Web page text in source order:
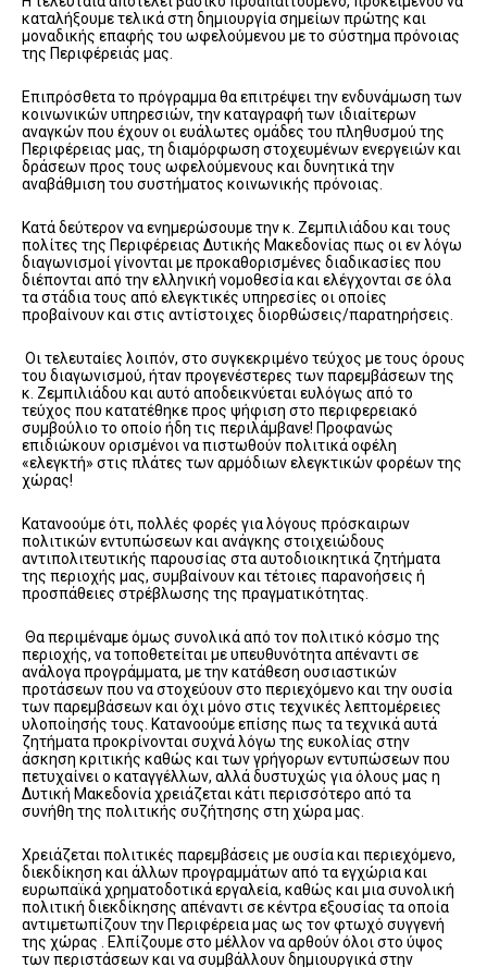
καταλήξουμε τελικά στη δημιουργία σημείων πρώτης και
μοναδικής επαφής του ωφελούμενου με το σύστημα πρόνοιας
της Περιφέρειάς μας.
Επιπρόσθετα το πρόγραμμα θα επιτρέψει την ενδυνάμωση των
κοινωνικών υπηρεσιών, την καταγραφή των ιδιαίτερων
αναγκών που έχουν οι ευάλωτες ομάδες του πληθυσμού της
Περιφέρειας μας, τη διαμόρφωση στοχευμένων ενεργειών και
δράσεων προς τους ωφελούμενους και δυνητικά την
αναβάθμιση του συστήματος κοινωνικής πρόνοιας.
Κατά δεύτερον να ενημερώσουμε την κ. Ζεμπιλιάδου και τους
πολίτες της Περιφέρειας Δυτικής Μακεδονίας πως οι εν λόγω
διαγωνισμοί γίνονται με προκαθορισμένες διαδικασίες που
διέπονται από την ελληνική νομοθεσία και ελέγχονται σε όλα
τα στάδια τους από ελεγκτικές υπηρεσίες οι οποίες
προβαίνουν και στις αντίστοιχες διορθώσεις/παρατηρήσεις.
Οι τελευταίες λοιπόν, στο συγκεκριμένο τεύχος με τους όρους
του διαγωνισμού, ήταν προγενέστερες των παρεμβάσεων της
κ. Ζεμπιλιάδου και αυτό αποδεικνύεται ευλόγως από το
τεύχος που κατατέθηκε προς ψήφιση στο περιφερειακό
συμβούλιο το οποίο ήδη τις περιλάμβανε! Προφανώς
επιδιώκουν ορισμένοι να πιστωθούν πολιτικά οφέλη
«ελεγκτή» στις πλάτες των αρμόδιων ελεγκτικών φορέων της
χώρας!
Κατανοούμε ότι, πολλές φορές για λόγους πρόσκαιρων
πολιτικών εντυπώσεων και ανάγκης στοιχειώδους
αντιπολιτευτικής παρουσίας στα αυτοδιοικητικά ζητήματα
της περιοχής μας, συμβαίνουν και τέτοιες παρανοήσεις ή
προσπάθειες στρέβλωσης της πραγματικότητας.
Θα περιμέναμε όμως συνολικά από τον πολιτικό κόσμο της
περιοχής, να τοποθετείται με υπευθυνότητα απέναντι σε
ανάλογα προγράμματα, με την κατάθεση ουσιαστικών
προτάσεων που να στοχεύουν στο περιεχόμενο και την ουσία
των παρεμβάσεων και όχι μόνο στις τεχνικές λεπτομέρειες
υλοποίησής τους. Κατανοούμε επίσης πως τα τεχνικά αυτά
ζητήματα προκρίνονται συχνά λόγω της ευκολίας στην
άσκηση κριτικής καθώς και των γρήγορων εντυπώσεων που
πετυχαίνει ο καταγγέλλων, αλλά δυστυχώς για όλους μας η
Δυτική Μακεδονία χρειάζεται κάτι περισσότερο από τα
συνήθη της πολιτικής συζήτησης στη χώρα μας.
Χρειάζεται πολιτικές παρεμβάσεις με ουσία και περιεχόμενο,
διεκδίκηση και άλλων προγραμμάτων από τα εγχώρια και
ευρωπαϊκά χρηματοδοτικά εργαλεία, καθώς και μια συνολική
πολιτική διεκδίκησης απέναντι σε κέντρα εξουσίας τα οποία
αντιμετωπίζουν την Περιφέρεια μας ως τον φτωχό συγγενή
της χώρας . Ελπίζουμε στο μέλλον να αρθούν όλοι στο ύψος
των περιστάσεων και να συμβάλλουν δημιουργικά στην